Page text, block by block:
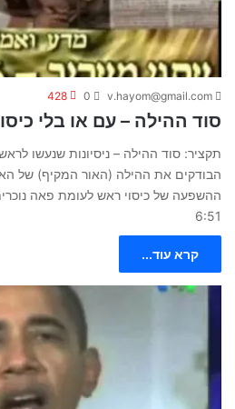
v.hayom@gmail.com
0
428
סוד ההילה – עם או בלי
תקציר: סוד ההילה – ניסיונות שנעשו
הבודקים את ההילה (האור המקיף) של
ההשפעה של כיסוי ראש לעומת פאה
6:51
קרא עוד...